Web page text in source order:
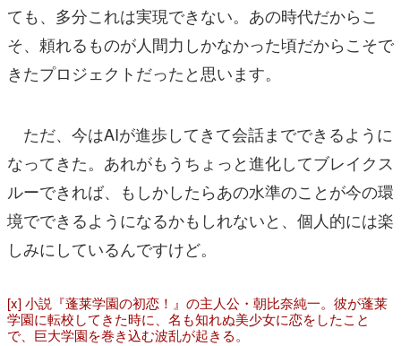
ても、多分これは実現できない。あの時代だからこ
そ、頼れるものが人間力しかなかった頃だからこそで
きたプロジェクトだったと思います。
ただ、今はAIが進歩してきて会話までできるように
なってきた。あれがもうちょっと進化してブレイクス
ルーできれば、もしかしたらあの水準のことが今の環
境でできるようになるかもしれないと、個人的には楽
しみにしているんですけど。
[x] 小説『蓬莱学園の初恋！』の主人公・朝比奈純一。彼が蓬莱
学園に転校してきた時に、名も知れぬ美少女に恋をしたこと
で、巨大学園を巻き込む波乱が起きる。